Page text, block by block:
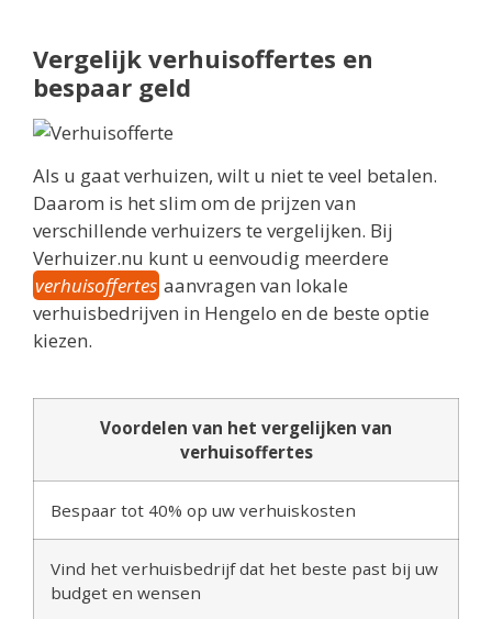
Vergelijk verhuisoffertes en
bespaar geld
Als u gaat verhuizen, wilt u niet te veel betalen.
Daarom is het slim om de prijzen van
verschillende verhuizers te vergelijken. Bij
Verhuizer.nu kunt u eenvoudig meerdere
verhuisoffertes aanvragen van lokale
verhuisbedrijven in Hengelo en de beste optie
kiezen.
Voordelen van het vergelijken van
verhuisoffertes
Bespaar tot 40% op uw verhuiskosten
Vind het verhuisbedrijf dat het beste past bij uw
budget en wensen